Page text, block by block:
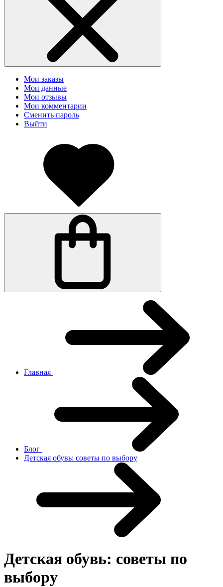
Мои заказы
Мои данные
Мои отзывы
Мои комментарии
Сменить пароль
Выйти
Главная
Блог
Детская обувь: советы по выбору
Детская обувь: советы по
выбору